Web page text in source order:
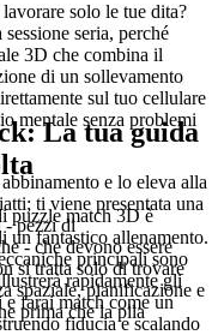
solo le tue dita?
sessione seria, perché
3D che combina il
di un sollevamento
sul tuo cellulare
mentale senza problemi
e lo eleva alla
ti viene presentata una
- pezzi di
- che devono essere
si tratta solo di trovare
spaziale, pianificazione e
prima che la pila
La tua guida
puzzle match 3D è
un fantastico allenamento.
principali sono
rapidamente gli
e farai match come un
fiducia e scalando